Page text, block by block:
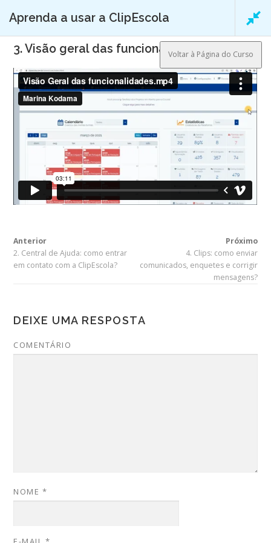
Menu
Início/ Aprenda a usar a ClipEscola
Copyright © 2026 ClipEscola EAD Tema
FameThemes
Aprenda a usar a ClipEscola
Voltar à Página do Curso
3. Visão geral das funcionalidades
Anterior
2. Central de Ajuda: como entrar
em contato com a ClipEscola?
Próximo
4. Clips: como enviar
comunicados, enquetes e corrigir
mensagens?
DEIXE UMA RESPOSTA
COMENTÁRIO
NOME *